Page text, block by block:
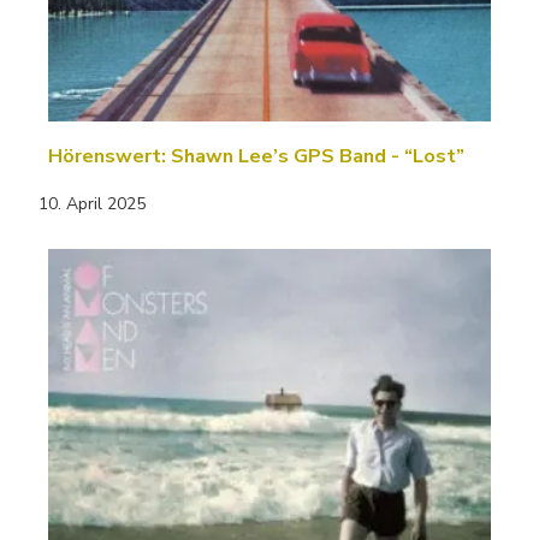
Hörenswert: Shawn Lee’s GPS Band - “Lost”
10. April 2025